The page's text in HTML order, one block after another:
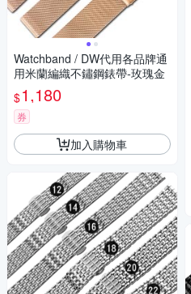
Watchband / DW代用各品牌通
用米蘭編織不鏽鋼錶帶-玫瑰金
$1,180
券
加入購物車